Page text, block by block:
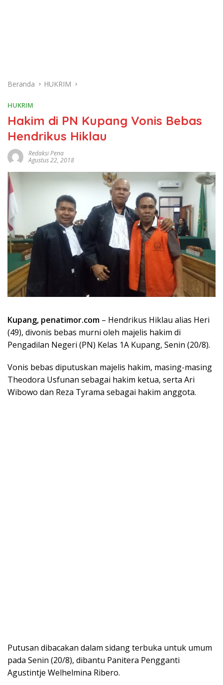
Beranda HUKRIM
HUKRIM
Hakim di PN Kupang Vonis Bebas
Hendrikus Hiklau
Redaksi Pena
Agustus 22, 2018
Kupang, penatimor.com – Hendrikus Hiklau alias Heri
(49), divonis bebas murni oleh majelis hakim di
Pengadilan Negeri (PN) Kelas 1A Kupang, Senin (20/8).
Vonis bebas diputuskan majelis hakim, masing-masing
Theodora Usfunan sebagai hakim ketua, serta Ari
Wibowo dan Reza Tyrama sebagai hakim anggota.
Putusan dibacakan dalam sidang terbuka untuk umum
pada Senin (20/8), dibantu Panitera Pengganti
Agustintje Welhelmina Ribero.